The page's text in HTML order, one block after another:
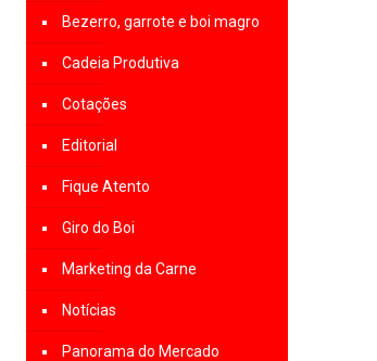
Bezerro, garrote e boi magro
Cadeia Produtiva
Cotações
Editorial
Fique Atento
Giro do Boi
Marketing da Carne
Notícias
Panorama do Mercado